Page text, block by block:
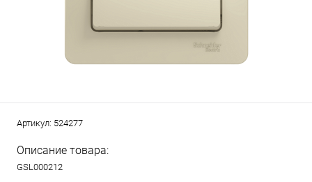
Артикул: 524277
Описание товара:
GSL000212